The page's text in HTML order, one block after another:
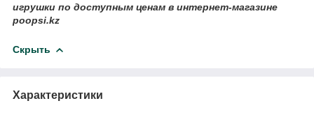
игрушки по доступным ценам в интернет-магазине
poopsi.kz
Скрыть
Характеристики